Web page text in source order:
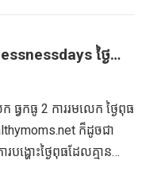
មុះ។ ត្រូវការការ
ាន? រកមើលកន្លែងផ្សេង
ែកដកដង្ហើមខ្លាំងលើវា
ន់អូវែរ។ ឥឡូវកូនដែល
លសម្រាប់ទារក។ នៅពេល
ប់សម្លៀកបំពាក់របស់គាត់ខ្ញុំ
ចទៀតទេ។ កូនខ្ញុំមិនមាន
ផ្ទាល់នៅលើហុល + សម្រាប់
កំពុងក្លាយជាបងប្អូន
របស់ពួកគេខាកគីដែលទើប
ថ្ងៃ
ធ្វកធូ 2 ការរមលេក ថ្ងៃពុធ
ក៏ដូចជា
បង្ហោះថ្ងៃពុធដែលគ្មាន